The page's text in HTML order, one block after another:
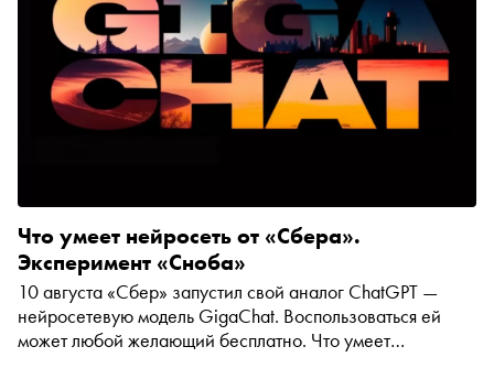
Что умеет нейросеть от «Сбера».
Эксперимент «Сноба»
10 августа «Сбер» запустил свой аналог ChatGPT —
нейросетевую модель GigaChat. Воспользоваться ей
может любой желающий бесплатно. Что умеет